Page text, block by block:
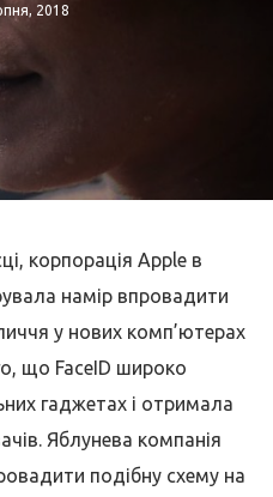
2018
корпорація Apple в
намір впровадити
у нових комп’ютерах
що FaceID широко
гаджетах і отримала
Яблунева компанія
подібну схему на